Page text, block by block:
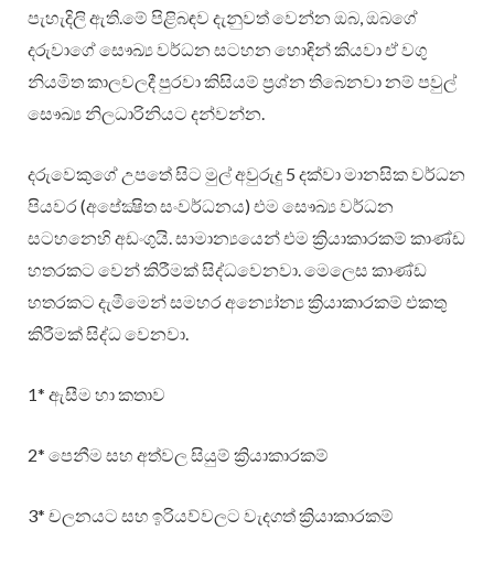
පැහැදිලි ඇති.මේ පිළිබඳව දැනුවත් වෙන්න ඔබ, ඔබගේ
දරුවාගේ සෞඛ්‍ය වර්ධන සටහන හොඳින් කියවා ඒ වගු
නියමිත කාලවලදී පුරවා කිසියම් ප්‍රශ්න තිබෙනවා නම් පවුල්
සෞඛ්‍ය නිලධාරිනියට දන්වන්න.
දරුවෙකුගේ උපතේ සිට මුල් අවුරුදු 5 දක්වා මානසික වර්ධන
පියවර (අපේක්‍ෂිත සංවර්ධනය) එම සෞඛ්‍ය වර්ධන
සටහනෙහි අඩංගුයි. සාමාන්‍යයෙන් එම ක්‍රියාකාරකම් කාණ්ඩ
හතරකට වෙන් කිරීමක් සිද්ධවෙනවා. මෙලෙස කාණ්ඩ
හතරකට දැමීමෙන් සමහර අන්‍යෝන්‍ය ක්‍රියාකාරකම් එකතු
කිරීමක් සිද්ධ වෙනවා.
1* ඇසීම හා කතාව
2* පෙනීම සහ අත්වල සියුම් ක්‍රියාකාරකම්
3* චලනයට සහ ඉරියව්වලට වැදගත් ක්‍රියාකාරකම්